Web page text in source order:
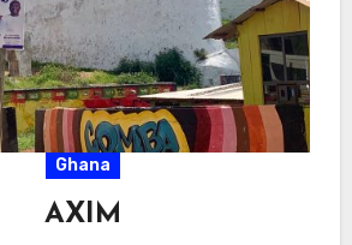
Ghana
AXIM